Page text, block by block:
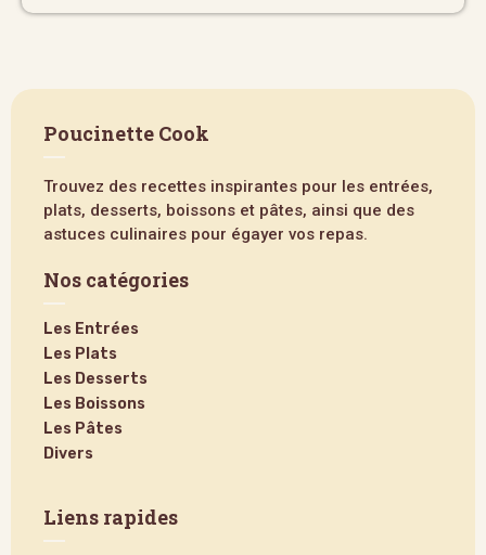
Poucinette Cook
Trouvez des recettes inspirantes pour les entrées,
plats, desserts, boissons et pâtes, ainsi que des
astuces culinaires pour égayer vos repas.
Nos catégories
Les Entrées
Les Plats
Les Desserts
Les Boissons
Les Pâtes
Divers
Liens rapides